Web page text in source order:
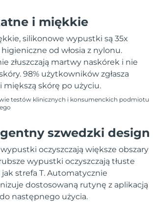
i miękkie
silikonowe wypustki są 35x
od włosia z nylonu.
złuszczają martwy naskórek i nie
98% użytkowników zgłasza
i miększą skórę po użyciu.
testów klinicznych i konsumenckich podmiotu
szwedzki design
oczyszczają większe obszary
wypustki oczyszczają tłuste
jak strefa T. Automatycznie
dostosowaną rutynę z aplikacją
następnego użycia.